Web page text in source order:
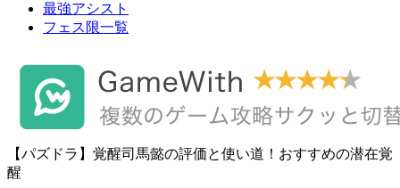
最強アシスト
フェス限一覧
【パズドラ】覚醒司馬懿の評価と使い道！おすすめの潜在覚
醒